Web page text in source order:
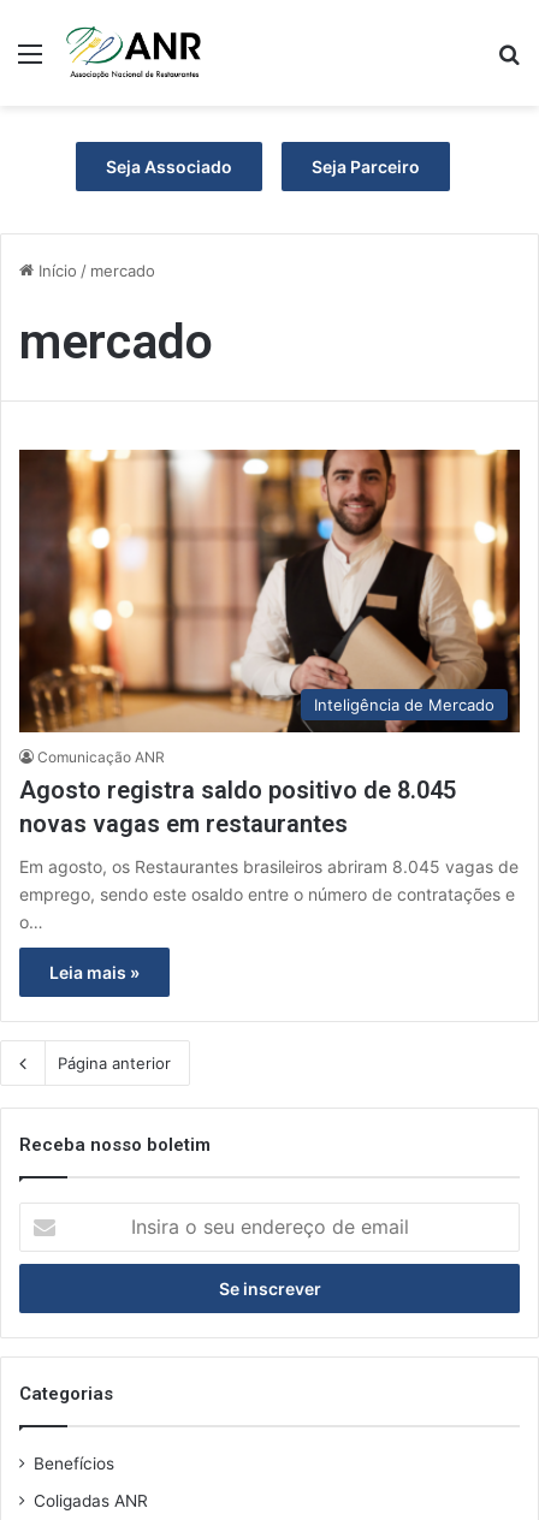
Menu
Seja Associado Seja Parceiro
Início / mercado
mercado
Inteligência de Mercado
Comunicação ANR
Agosto registra saldo positivo de 8.045
novas vagas em restaurantes
Em agosto, os Restaurantes brasileiros abriram 8.045 vagas de
emprego, sendo este osaldo entre o número de contratações e
o…
Leia mais »
Página anterior
Receba nosso boletim
s
r
a
s
e
n
Categorias
Benefícios
Coligadas ANR